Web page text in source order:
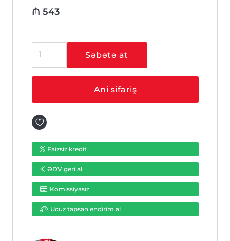
₼ 543
DS-
Səbətə at
Ani sifariş
Faizsiz kredit
ƏDV geri al
Komissiyasız
Ucuz tapsan endirim al